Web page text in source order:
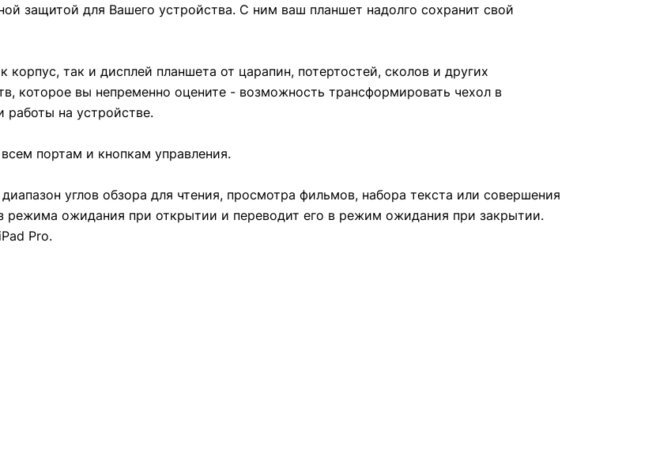
защитой для Вашего устройства. С ним ваш планшет надолго сохранит свой
так и дисплей планшета от царапин, потертостей, сколов и других
которое вы непременно оцените - возможность трансформировать чехол в
работы на устройстве.
портам и кнопкам управления.
углов обзора для чтения, просмотра фильмов, набора текста или совершения
режима ожидания при открытии и переводит его в режим ожидания при закрытии.
Pro.